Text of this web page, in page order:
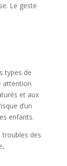
Le geste
types de
attention
et aux
d’un
enfants.
troubles des